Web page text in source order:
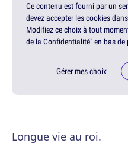
Ce contenu est fourni par un
devez accepter les cookies
Modifiez ce choix à tout
de la Confidentialité" en bas de
Gérer mes choix
Longue vie au roi.